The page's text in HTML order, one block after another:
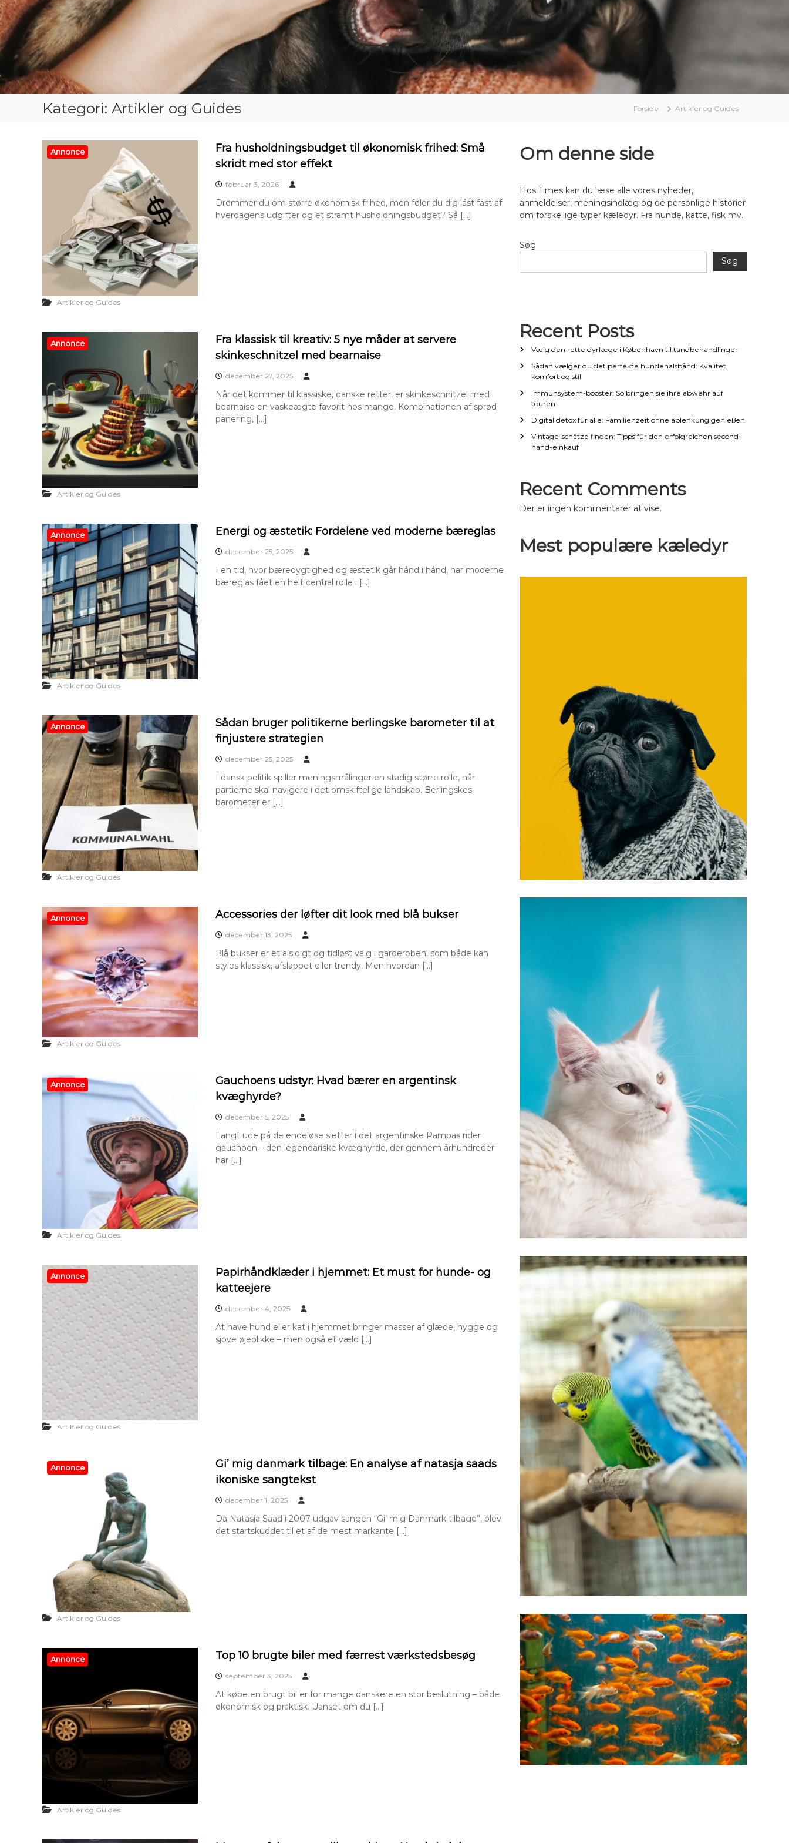
Kategori: Artikler og Guides Forside Artikler og Guides
Annonce
Fra husholdningsbudget til økonomisk frihed: Små
skridt med stor effekt
februar 3, 2026
Drømmer du om større økonomisk frihed, men føler du dig låst fast af
hverdagens udgifter og et stramt husholdningsbudget? Så […]
Artikler og Guides
Annonce
Fra klassisk til kreativ: 5 nye måder at servere
skinkeschnitzel med bearnaise
december 27, 2025
Når det kommer til klassiske, danske retter, er skinkeschnitzel med
bearnaise en vaskeægte favorit hos mange. Kombinationen af sprød
panering, […]
Artikler og Guides
Annonce Energi og æstetik: Fordelene ved moderne bæreglas
december 25, 2025
I en tid, hvor bæredygtighed og æstetik går hånd i hånd, har moderne
bæreglas fået en helt central rolle i […]
Artikler og Guides
Annonce
Sådan bruger politikerne berlingske barometer til at
finjustere strategien
december 25, 2025
I dansk politik spiller meningsmålinger en stadig større rolle, når
partierne skal navigere i det omskiftelige landskab. Berlingskes
barometer er […]
Artikler og Guides
Annonce Accessories der løfter dit look med blå bukser
december 13, 2025
Blå bukser er et alsidigt og tidløst valg i garderoben, som både kan
styles klassisk, afslappet eller trendy. Men hvordan […]
Artikler og Guides
Annonce
Gauchoens udstyr: Hvad bærer en argentinsk
kvæghyrde?
december 5, 2025
Langt ude på de endeløse sletter i det argentinske Pampas rider
gauchoen – den legendariske kvæghyrde, der gennem århundreder
har […]
Artikler og Guides
Annonce
Papirhåndklæder i hjemmet: Et must for hunde- og
katteejere
december 4, 2025
At have hund eller kat i hjemmet bringer masser af glæde, hygge og
sjove øjeblikke – men også et væld […]
Artikler og Guides
Annonce
Gi’ mig danmark tilbage: En analyse af natasja saads
ikoniske sangtekst
december 1, 2025
Da Natasja Saad i 2007 udgav sangen “Gi’ mig Danmark tilbage”, blev
det startskuddet til et af de mest markante […]
Artikler og Guides
Annonce Top 10 brugte biler med færrest værkstedsbesøg
september 3, 2025
At købe en brugt bil er for mange danskere en stor beslutning – både
økonomisk og praktisk. Uanset om du […]
Artikler og Guides
Om denne side
Hos Times kan du læse alle vores nyheder,
anmeldelser, meningsindlæg og de personlige historier
om forskellige typer kæledyr. Fra hunde, katte, fisk mv.
Søg
Søg
Recent Posts
Vælg den rette dyrlæge i København til tandbehandlinger
Sådan vælger du det perfekte hundehalsbånd: Kvalitet,
komfort og stil
Immunsystem-booster: So bringen sie ihre abwehr auf
touren
Digital detox für alle: Familienzeit ohne ablenkung genießen
Vintage-schätze finden: Tipps für den erfolgreichen second-
hand-einkauf
Recent Comments
Der er ingen kommentarer at vise.
Mest populære kæledyr